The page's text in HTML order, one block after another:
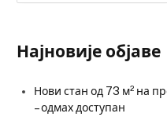
Најновије објаве
Нови стан од 73 м² на
– одмах доступан